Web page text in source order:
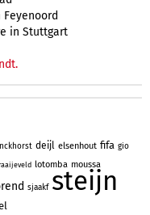
in Stuttgart
deijl elsenhout fifa gio
lotomba moussa
sjaakf steijn